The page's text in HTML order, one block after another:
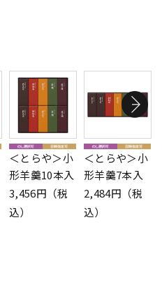
＜とらや＞小
形羊羹10本入
3,456円（税
込）
＜とらや＞小
形羊羹7本入
2,484円（税
込）